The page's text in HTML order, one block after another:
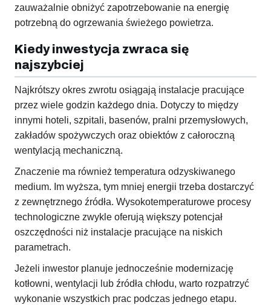
zauważalnie obniżyć zapotrzebowanie na energię
potrzebną do ogrzewania świeżego powietrza.
Kiedy inwestycja zwraca się
najszybciej
Najkrótszy okres zwrotu osiągają instalacje pracujące
przez wiele godzin każdego dnia. Dotyczy to między
innymi hoteli, szpitali, basenów, pralni przemysłowych,
zakładów spożywczych oraz obiektów z całoroczną
wentylacją mechaniczną.
Znaczenie ma również temperatura odzyskiwanego
medium. Im wyższa, tym mniej energii trzeba dostarczyć
z zewnętrznego źródła. Wysokotemperaturowe procesy
technologiczne zwykle oferują większy potencjał
oszczędności niż instalacje pracujące na niskich
parametrach.
Jeżeli inwestor planuje jednocześnie modernizację
kotłowni, wentylacji lub źródła chłodu, warto rozpatrzyć
wykonanie wszystkich prac podczas jednego etapu.